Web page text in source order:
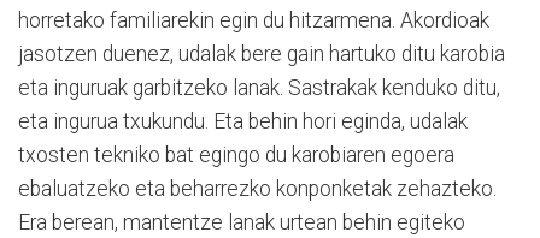
horretako familiarekin egin du hitzarmena. Akordioak
jasotzen duenez, udalak bere gain hartuko ditu karobia
eta inguruak garbitzeko lanak. Sastrakak kenduko ditu,
eta ingurua txukundu. Eta behin hori eginda, udalak
txosten tekniko bat egingo du karobiaren egoera
ebaluatzeko eta beharrezko konponketak zehazteko.
Era berean, mantentze lanak urtean behin egiteko